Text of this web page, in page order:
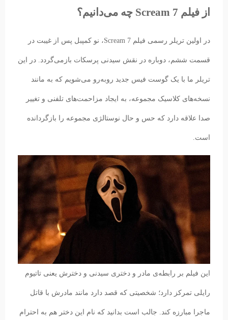
از فیلم Scream 7 چه می‌دانیم؟
در اولین تریلر رسمی فیلم Scream 7، نو کمپبل پس از غیبت در
قسمت ششم، دوباره در نقش سیدنی پرسکات بازمی‌گردد. در این
تریلر ما با یک گوست فیس جدید رو‌به‌رو می‌شویم که به مانند
نسخه‌های کلاسیک مجموعه،‌ به ایجاد مزاحمت‌های تلفنی و تغییر
صدا علاقه دارد که حس و حال نوستالژی مجموعه را بازگردانده
است.
این فیلم بر رابطه‌ی مادر و دختری سیدنی و دخترش یعنی تاتیوم
رایلی تمرکز دارد؛ شخصیتی که قصد دارد مانند مادرش با قاتل
ماجرا مبارزه کند. جالب است بدانید که نام این دختر هم به احترام